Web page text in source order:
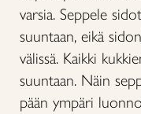
varsia. Seppele
suuntaan, eikä
välissä. Kaikki
suuntaan. Näin
pään ympäri